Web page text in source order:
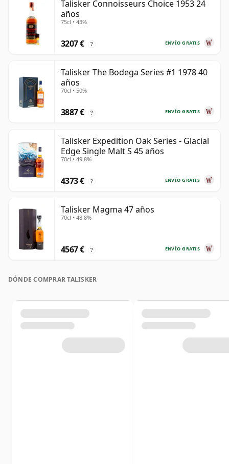
Talisker Connoisseurs Choice 1953 24
años
75cl • 43%
ENVÍO GRATIS
3207 € ?
Talisker The Bodega Series #1 1978 40
años
70cl • 50%
ENVÍO GRATIS
3887 € ?
Talisker Expedition Oak Series - Glacial
Edge Single Malt S 45 años
70cl • 49.8%
ENVÍO GRATIS
4373 € ?
Talisker Magma 47 años
70cl • 48.8%
ENVÍO GRATIS
4567 € ?
DÓNDE COMPRAR TALISKER